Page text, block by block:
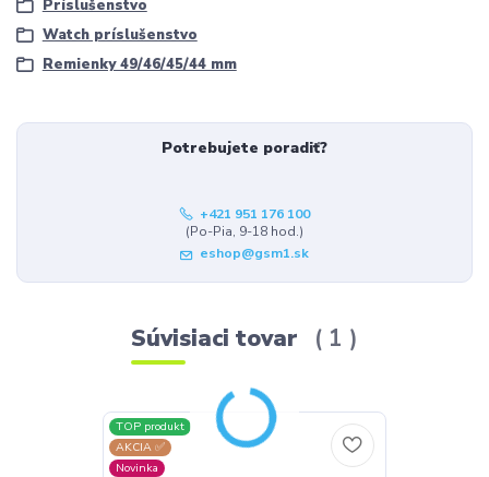
Príslušenstvo
Watch príslušenstvo
Remienky 49/46/45/44 mm
Potrebujete poradiť?
+421 951 176 100
(Po-Pia, 9-18 hod.)
eshop@gsm1.sk
Súvisiaci tovar 1
TOP produkt
AKCIA ✅
Novinka